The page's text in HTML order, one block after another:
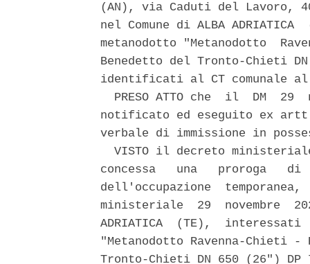
(AN), via Caduti del
nel Comune di ALBA
metanodotto "Metanodotto
Benedetto del Tronto-Chieti
identificati al CT comunale
PRESO ATTO che  il  DM  29
notificato ed eseguito ex
verbale di immissione in
VISTO il decreto
concessa   una   proroga
dell'occupazione
ministeriale  29  novembre
ADRIATICA  (TE),
"Metanodotto Ravenna-Chieti
Tronto-Chieti DN 650 (26")